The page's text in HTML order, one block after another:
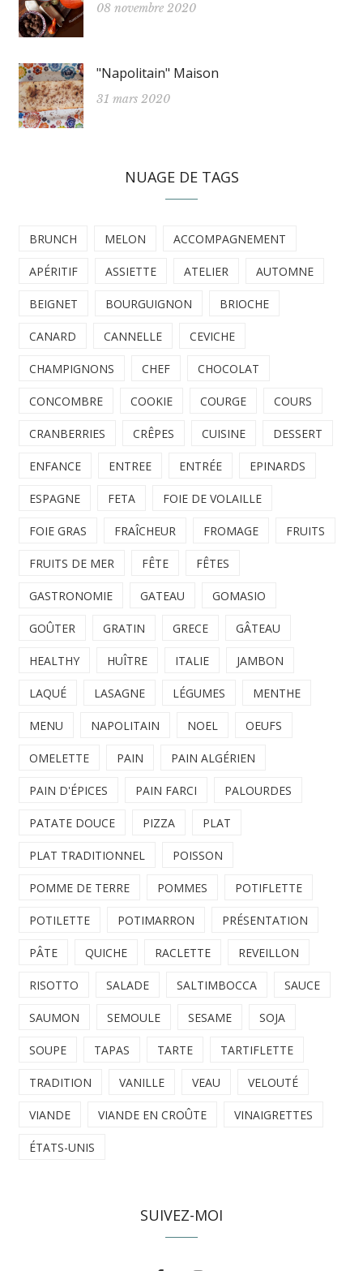
08 novembre 2020
"Napolitain" Maison
31 mars 2020
NUAGE DE TAGS
BRUNCH MELON ACCOMPAGNEMENT
APÉRITIF ASSIETTE ATELIER AUTOMNE
BEIGNET BOURGUIGNON BRIOCHE
CANARD CANNELLE CEVICHE
CHAMPIGNONS CHEF CHOCOLAT
CONCOMBRE COOKIE COURGE COURS
CRANBERRIES CRÊPES CUISINE DESSERT
ENFANCE ENTREE ENTRÉE EPINARDS
ESPAGNE FETA FOIE DE VOLAILLE
FOIE GRAS FRAÎCHEUR FROMAGE FRUITS
FRUITS DE MER FÊTE FÊTES
GASTRONOMIE GATEAU GOMASIO
GOÛTER GRATIN GRECE GÂTEAU
HEALTHY HUÎTRE ITALIE JAMBON
LAQUÉ LASAGNE LÉGUMES MENTHE
MENU NAPOLITAIN NOEL OEUFS
OMELETTE PAIN PAIN ALGÉRIEN
PAIN D'ÉPICES PAIN FARCI PALOURDES
PATATE DOUCE PIZZA PLAT
PLAT TRADITIONNEL POISSON
POMME DE TERRE POMMES POTIFLETTE
POTILETTE POTIMARRON PRÉSENTATION
PÂTE QUICHE RACLETTE REVEILLON
RISOTTO SALADE SALTIMBOCCA SAUCE
SAUMON SEMOULE SESAME SOJA
SOUPE TAPAS TARTE TARTIFLETTE
TRADITION VANILLE VEAU VELOUTÉ
VIANDE VIANDE EN CROÛTE VINAIGRETTES
ÉTATS-UNIS
SUIVEZ-MOI